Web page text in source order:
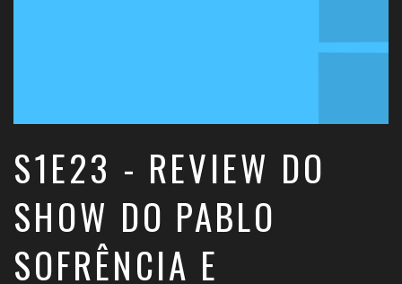
S1E23 - REVIEW DO
SHOW DO PABLO
SOFRÊNCIA E